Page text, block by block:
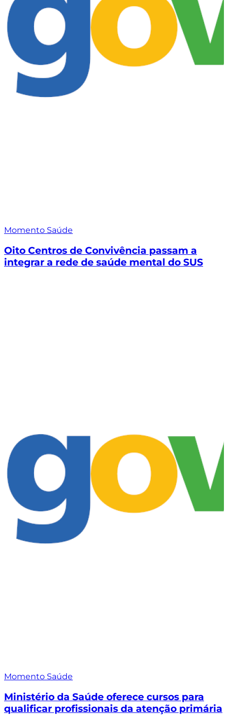
Momento Saúde
Oito Centros de Convivência passam a
integrar a rede de saúde mental do SUS
Momento Saúde
Ministério da Saúde oferece cursos para
qualificar profissionais da atenção primária